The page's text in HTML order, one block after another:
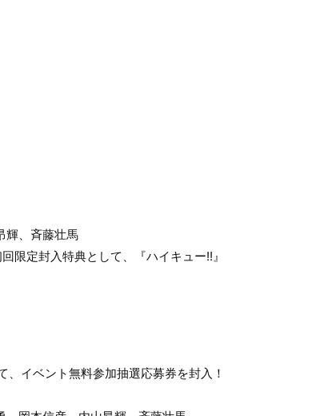
輝、斉藤壮馬
限定封入特典として、『ハイキュー!!』
、イベント無料参加抽選応募券を封入！